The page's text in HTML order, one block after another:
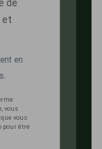
de
et
en
vous
vous
pour être